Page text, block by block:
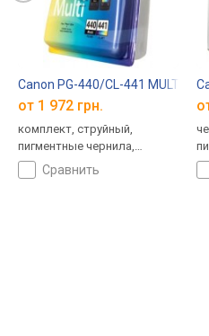
Canon PG-440/CL-441 MULTI
от 1 972 грн.
комплект, струйный,
пигментные чернила,
водорастворимые чернила,
до 360 страниц
сравнить